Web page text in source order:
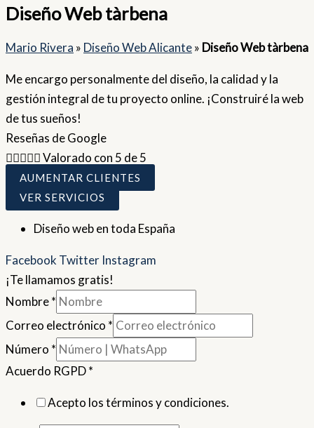
Diseño Web tàrbena
Mario Rivera » Diseño Web Alicante» Diseño Web tàrbena
Me encargo personalmente del diseño, la calidad y la
gestión integral de tu proyecto online. ¡Construiré la web
de tus sueños!
Reseñas de Google
Valorado con 5 de 5
AUMENTAR CLIENTES
VER SERVICIOS
Diseño web en toda España
Facebook Twitter Instagram
¡Te llamamos gratis!
Nombre*
Correo electrónico *
Número *
Acuerdo RGPD*
Acepto los términos y condiciones.